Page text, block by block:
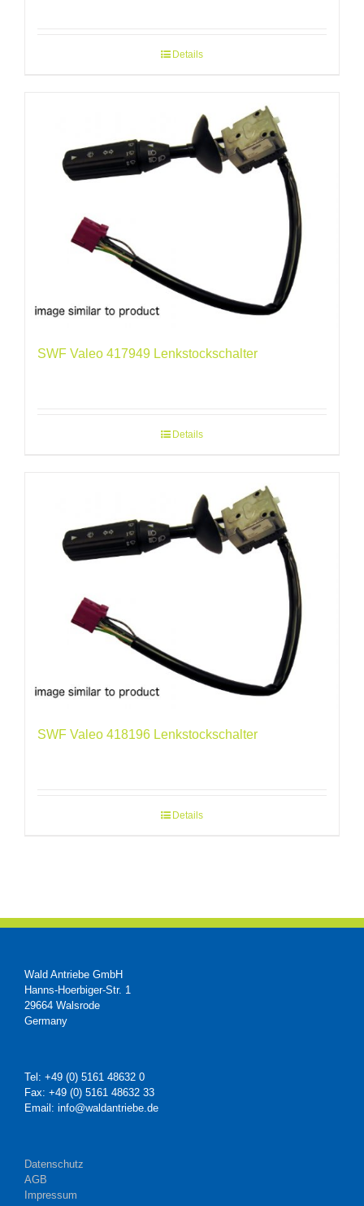
Details
SWF Valeo 417949 Lenkstockschalter
Details
SWF Valeo 418196 Lenkstockschalter
Details
Wald Antriebe GmbH
Hanns-Hoerbiger-Str. 1
29664 Walsrode
Germany
Tel: +49 (0) 5161 48632 0
Fax: +49 (0) 5161 48632 33
Email: info@waldantriebe.de
Datenschutz
AGB
Impressum